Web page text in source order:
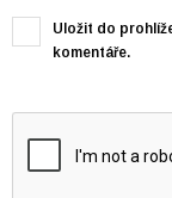
Uložit do
komentáře.